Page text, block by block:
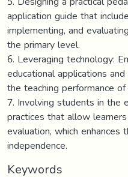
Keywords